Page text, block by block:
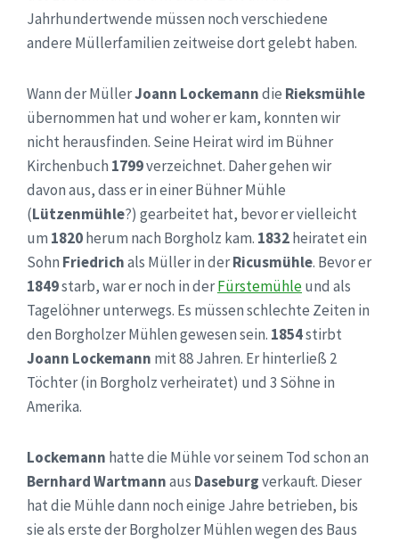
Jahrhundertwende müssen noch verschiedene
andere Müllerfamilien zeitweise dort gelebt haben.
Wann der MüllerJoann Lockemanndie Rieksmühle
übernommen hat und woher er kam, konnten wir
nicht herausfinden. Seine Heirat wird im Bühner
Kirchenbuch 1799verzeichnet. Daher gehen wir
davon aus, dass er in einer Bühner Mühle
(Lützenmühle?) gearbeitet hat, bevor er vielleicht
um 1820herum nach Borgholz kam. 1832heiratet ein
Sohn Friedrichals Müller in derRicusmühle. Bevor er
1849starb, war er noch in derFürstemühleund als
Tagelöhner unterwegs. Es müssen schlechte Zeiten in
den Borgholzer Mühlen gewesen sein. 1854stirbt
Joann Lockemann mit 88 Jahren. Er hinterließ 2
Töchter (in Borgholz verheiratet) und 3 Söhne in
Amerika.
Lockemann hatte die Mühle vor seinem Tod schon an
Bernhard Wartmannaus Daseburgverkauft. Dieser
hat die Mühle dann noch einige Jahre betrieben, bis
sie als erste der Borgholzer Mühlen wegen des Baus